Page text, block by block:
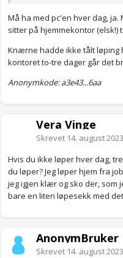
Anonymkode: 8f731...cc4
Må ha med pc'en hver dag,
sitter på hjemmekontor (elsk!)
Knærne hadde ikke tålt løping
kontoret to-tre dager går det
Anonymkode: a3e43...6aa
Vera Vinge
Skrevet 14. august 2023
Hvis du ikke løper hver dag,
du løper? Jeg løper hjem fra
jeg igjen klær og sko der, som
bare en liten løpesekk med
AnonymBruker
Skrevet 14. august 2023